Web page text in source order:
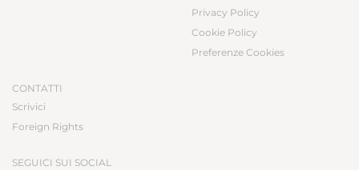
Privacy Policy
Cookie Policy
Preferenze Cookies
CONTATTI
Scrivici
Foreign Rights
SEGUICI SUI SOCIAL